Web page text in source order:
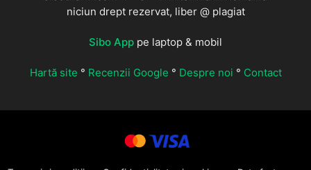
niciun drept rezervat, liber @ plagiat
Sibo App pe laptop & mobil
Hartă site ° Recenzii Google ° Despre noi ° Contact